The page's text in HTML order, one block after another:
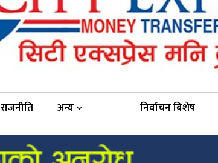
राजनीति अन्य निर्वाचन बिशेष